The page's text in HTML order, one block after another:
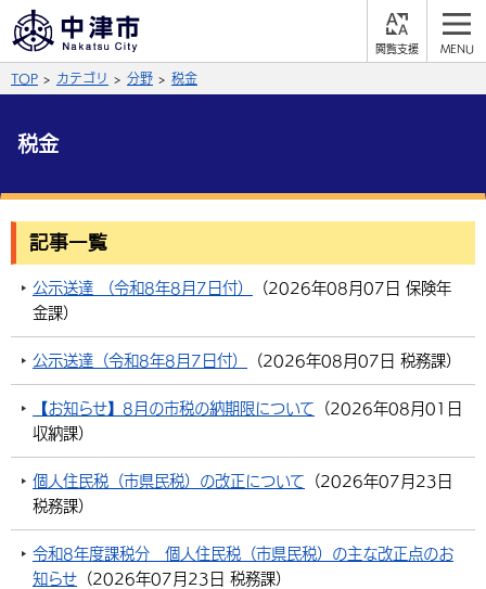
やさしい日本語
よみあげる
黒 青 白
英語（English） 中国語（簡体字）
中国語（繁体字） 韓国語（한국어）
Facebook X (Twitter) YouTube
サイト内検索
総合メニュー
届出・登録・証明 保険・年金
福祉・介護 健康・予防
環境・衛生
選挙 外国人の方向け情報
入札・契約 産業・雇用
都市整備
子育て・教育
手当・助成
相談・支援・情報 計画・施策
観光・移住
観光なび
遊ぶ・体験する グルメ・食べる
市政情報
中津市について 市役所の紹介
TOP カテゴリ 分野 税金
税金
記事一覧
公示送達 （令和8年8月7日付） （2026年08月07日 保険年
金課）
公示送達（令和8年8月7日付） （2026年08月07日 税務課）
【お知らせ】8月の市税の納期限について （2026年08月01日
収納課）
個人住民税（市県民税）の改正について （2026年07月23日
税務課）
令和8年度課税分 個人住民税（市県民税）の主な改正点のお
知らせ （2026年07月23日 税務課）